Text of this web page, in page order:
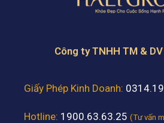
Công ty TNHH TM &
Giấy Phép Kinh Doanh:
Hotline: 1900.63.63.25 (Tư vấn